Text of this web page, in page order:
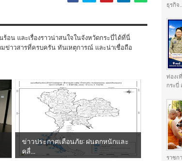
อน และเรื่องราวน่าสนใจในจังหวัดกระบี่ได้ที่นี่
ข่าวสารที่ครบครัน ทันเหตุการณ์ และน่าเชื่อถือ
ข่าวประกาศเตือนภัย: ฝนตกหนักและ
คลื่...
ธุรกิจ...
ท่องเ
กระบี่
ราชก